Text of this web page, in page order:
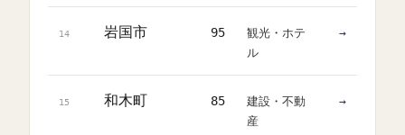
14 岩国市 95
観光・ホテ
ル
→
15 和木町 85
建設・不動
産
→